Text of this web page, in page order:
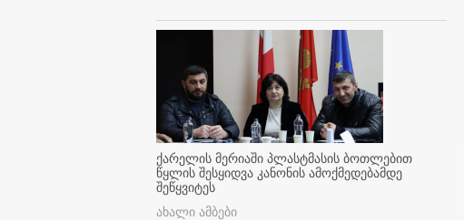
ქარელის მერიაში პლასტმასის ბოთლებით
წყლის შესყიდვა კანონის ამოქმედებამდე
შეწყვიტეს
ახალი ამბები